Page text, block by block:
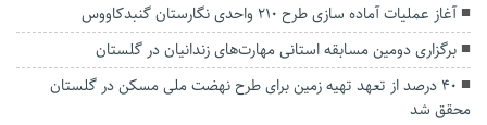
آغاز عملیات آماده سازی طرح ۲۱۰ واحدی نگارستان گنبدکاووس
برگزاری دومین مسابقه استانی مهارت‌های زندانیان در گلستان
۴۰ درصد از تعهد تهیه زمین برای طرح نهضت ملی مسکن در گلستان
محقق شد